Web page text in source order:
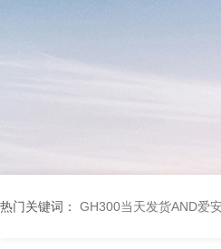
热门关键词： GH300当天发货AND爱